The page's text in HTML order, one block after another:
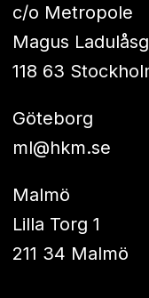
c/o Metropole
Magus
118 63
Göteborg
ml@hkm.se
Malmö
Lilla Torg 1
211 34 Malmö